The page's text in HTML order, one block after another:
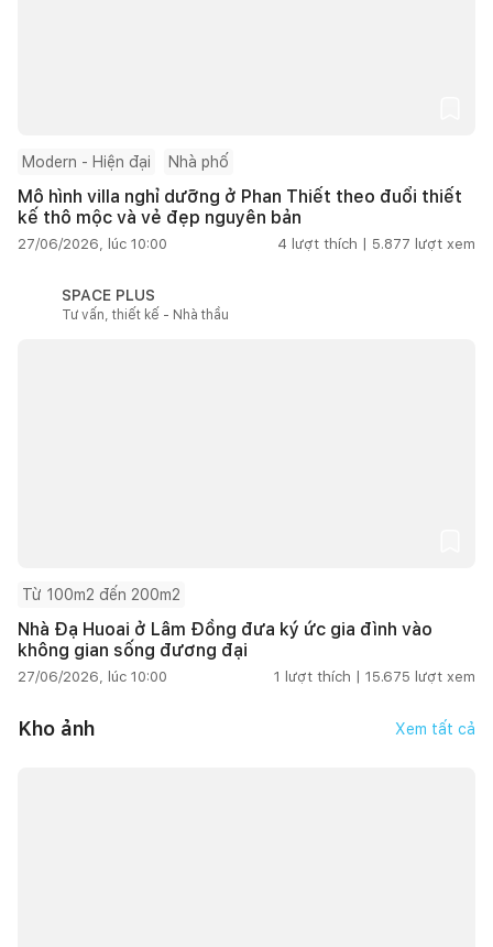
Modern - Hiện đại Nhà phố
Mô hình villa nghỉ dưỡng ở Phan Thiết theo đuổi thiết
kế thô mộc và vẻ đẹp nguyên bản
27/06/2026, lúc 10:00 4 lượt thích | 5.877 lượt xem
SPACE PLUS
Tư vấn, thiết kế - Nhà thầu
Từ 100m2 đến 200m2
Nhà Đạ Huoai ở Lâm Đồng đưa ký ức gia đình vào
không gian sống đương đại
27/06/2026, lúc 10:00 1 lượt thích | 15.675 lượt xem
Kho ảnh Xem tất cả